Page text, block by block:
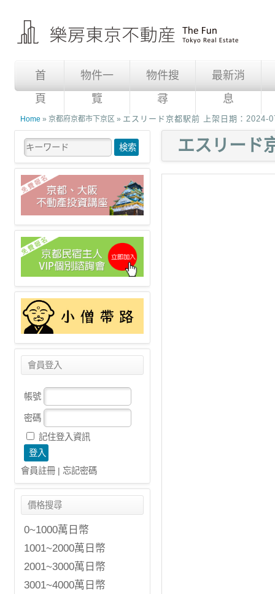
首
頁
物件一
覽
物件搜
尋
最新消
息
Home » 京都府京都市下京区 » エスリード京都駅前 上架日期：2024-
エスリード
會員登入
帳號
密碼
記住登入資訊
會員註冊 | 忘記密碼
價格搜尋
0~1000萬日幣
1001~2000萬日幣
2001~3000萬日幣
3001~4000萬日幣